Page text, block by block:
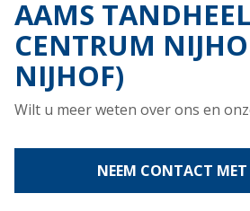
AAMS
CENTRUM
NIJHOF)
Wilt u meer weten over ons en
NEEM CONTACT